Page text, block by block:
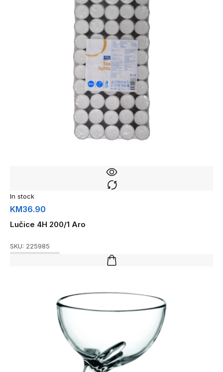
In stock
KM36.90
Lučice 4H 200/1 Aro
SKU: 225985